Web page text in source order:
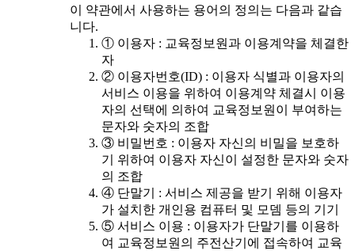
이 약관에서 사용하는 용어의 정의는 다음과 같습
니다.
① 이용자 : 교육정보원과 이용계약을 체결한
자
② 이용자번호(ID) : 이용자 식별과 이용자의
서비스 이용을 위하여 이용계약 체결시 이용
자의 선택에 의하여 교육정보원이 부여하는
문자와 숫자의 조합
③ 비밀번호 : 이용자 자신의 비밀을 보호하
기 위하여 이용자 자신이 설정한 문자와 숫자
의 조합
④ 단말기 : 서비스 제공을 받기 위해 이용자
가 설치한 개인용 컴퓨터 및 모뎀 등의 기기
⑤ 서비스 이용 : 이용자가 단말기를 이용하
여 교육정보원의 주전산기에 접속하여 교육